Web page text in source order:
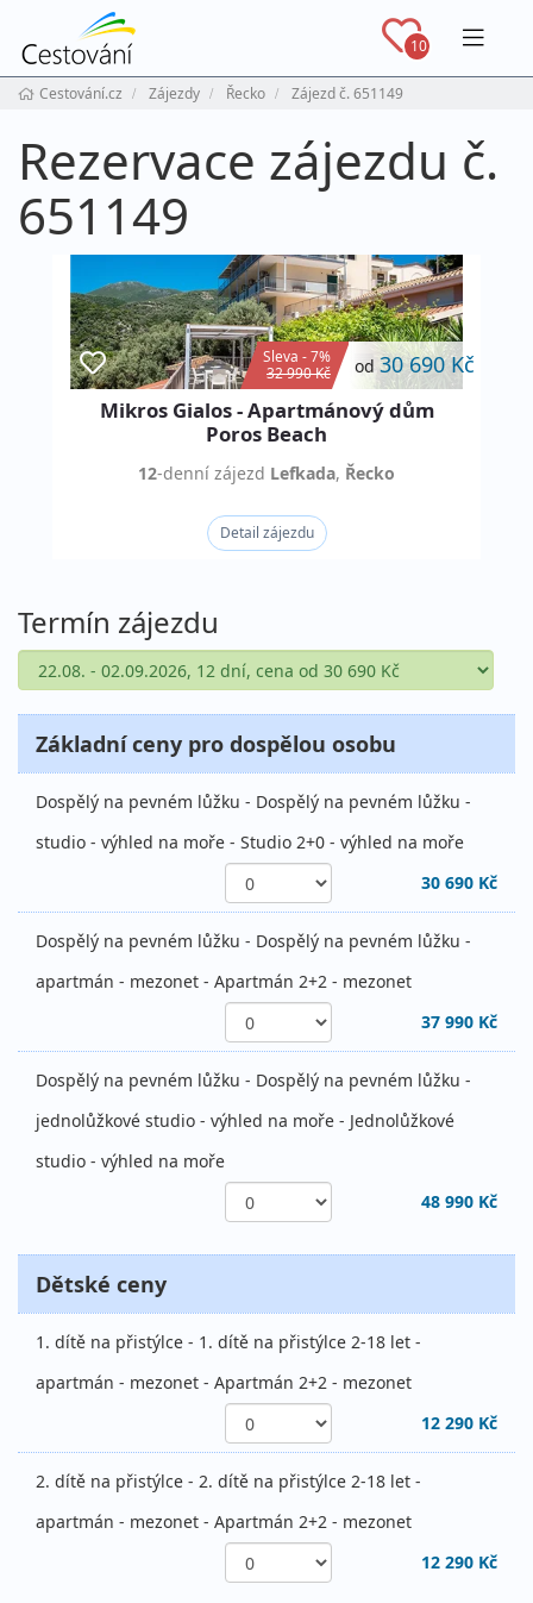
10
Cestování.cz Zájezdy Řecko Zájezd č. 651149
Rezervace zájezdu č.
651149
Sleva - 7%
32 990 Kč
od 30 690 Kč
Mikros Gialos - Apartmánový dům
Poros Beach
12-denní zájezd Lefkada, Řecko
Detail zájezdu
Termín zájezdu
Základní ceny pro dospělou osobu
Dospělý na pevném lůžku - Dospělý na pevném lůžku -
studio - výhled na moře - Studio 2+0 - výhled na moře
30 690 Kč
Dospělý na pevném lůžku - Dospělý na pevném lůžku -
apartmán - mezonet - Apartmán 2+2 - mezonet
37 990 Kč
Dospělý na pevném lůžku - Dospělý na pevném lůžku -
jednolůžkové studio - výhled na moře - Jednolůžkové
studio - výhled na moře
48 990 Kč
Dětské ceny
1. dítě na přistýlce - 1. dítě na přistýlce 2-18 let -
apartmán - mezonet - Apartmán 2+2 - mezonet
12 290 Kč
2. dítě na přistýlce - 2. dítě na přistýlce 2-18 let -
apartmán - mezonet - Apartmán 2+2 - mezonet
12 290 Kč